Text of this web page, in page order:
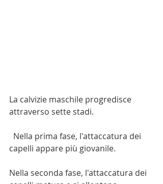
La calvizie maschile progredisce
attraverso sette stadi.
capelli appare più giovanile.
Nella seconda fase, l'attaccatura dei